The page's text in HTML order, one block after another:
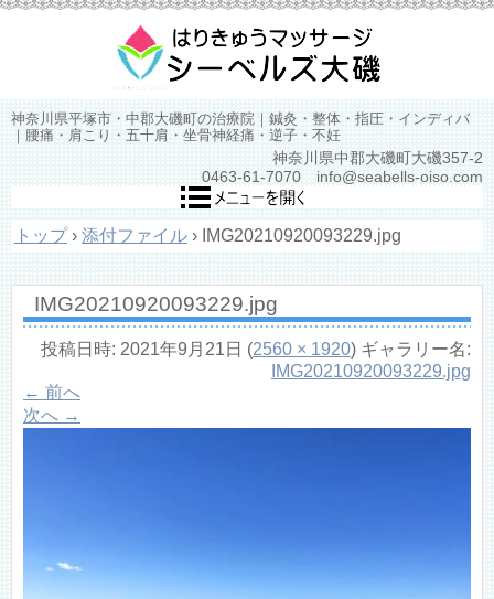
神奈川県平塚市・中郡大磯町の治療院｜鍼灸・整体・指圧・インディバ
｜腰痛・肩こり・五十肩・坐骨神経痛・逆子・不妊
神奈川県中郡大磯町大磯357-2
0463-61-7070 info@seabells-oiso.com
トップ › 添付ファイル › IMG20210920093229.jpg
IMG20210920093229.jpg
投稿日時: 2021年9月21日 (2560 × 1920) ギャラリー名:
IMG20210920093229.jpg
← 前へ
次へ →